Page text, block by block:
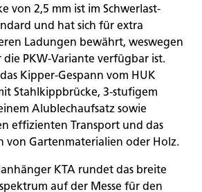
von 2,5 mm ist im Schwerlast-
und hat sich für extra
Ladungen bewährt, weswegen
PKW-Variante verfügbar ist.
Kipper-Gespann vom HUK
Stahlkippbrücke, 3-stufigem
Alublechaufsatz sowie
effizienten Transport und das
von Gartenmaterialien oder Holz.
KTA rundet das breite
auf der Messe für den